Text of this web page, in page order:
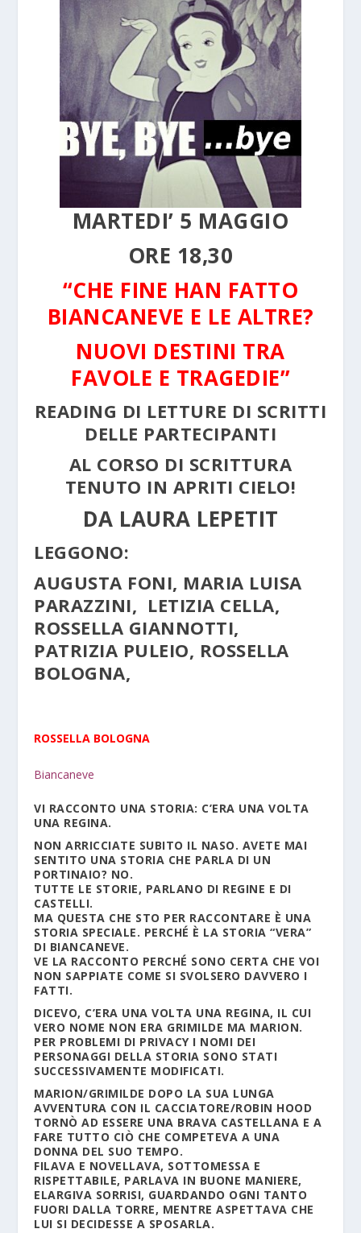
MARTEDI’ 5 MAGGIO
ORE 18,30
“CHE FINE HAN FATTO
BIANCANEVE E LE ALTRE?
NUOVI DESTINI TRA
FAVOLE E TRAGEDIE”
READING DI LETTURE DI SCRITTI
DELLE PARTECIPANTI
AL CORSO DI SCRITTURA
TENUTO IN APRITI CIELO!
DA LAURA LEPETIT
LEGGONO:
AUGUSTA FONI, MARIA LUISA
PARAZZINI, LETIZIA CELLA,
ROSSELLA GIANNOTTI,
PATRIZIA PULEIO, ROSSELLA
BOLOGNA,
ROSSELLA BOLOGNA
Biancaneve
VI RACCONTO UNA STORIA: C’ERA UNA VOLTA
UNA REGINA.
NON ARRICCIATE SUBITO IL NASO. AVETE MAI
SENTITO UNA STORIA CHE PARLA DI UN
PORTINAIO? NO.
TUTTE LE STORIE, PARLANO DI REGINE E DI
CASTELLI.
MA QUESTA CHE STO PER RACCONTARE È UNA
STORIA SPECIALE. PERCHÉ È LA STORIA “VERA”
DI BIANCANEVE.
VE LA RACCONTO PERCHÉ SONO CERTA CHE VOI
NON SAPPIATE COME SI SVOLSERO DAVVERO I
FATTI.
DICEVO, C’ERA UNA VOLTA UNA REGINA, IL CUI
VERO NOME NON ERA GRIMILDE MA MARION.
PER PROBLEMI DI PRIVACY I NOMI DEI
PERSONAGGI DELLA STORIA SONO STATI
SUCCESSIVAMENTE MODIFICATI.
MARION/GRIMILDE DOPO LA SUA LUNGA
AVVENTURA CON IL CACCIATORE/ROBIN HOOD
TORNÒ AD ESSERE UNA BRAVA CASTELLANA E A
FARE TUTTO CIÒ CHE COMPETEVA A UNA
DONNA DEL SUO TEMPO.
FILAVA E NOVELLAVA, SOTTOMESSA E
RISPETTABILE, PARLAVA IN BUONE MANIERE,
ELARGIVA SORRISI, GUARDANDO OGNI TANTO
FUORI DALLA TORRE, MENTRE ASPETTAVA CHE
LUI SI DECIDESSE A SPOSARLA.